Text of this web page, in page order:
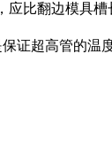
比翻边模具槽
证超高管的温度